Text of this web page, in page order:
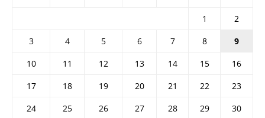
1
2
3
4 5 6 7 8
9
10
11 12 13 14 15
16
17
18 19 20 21 22
23
24
25 26 27 28 29
30